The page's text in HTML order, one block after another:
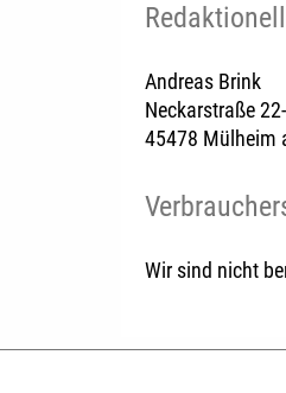
Andreas Brink
Neckarstraße
45478 Mülheim
Wir sind nicht